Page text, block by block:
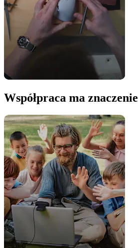
Współpraca ma znaczenie